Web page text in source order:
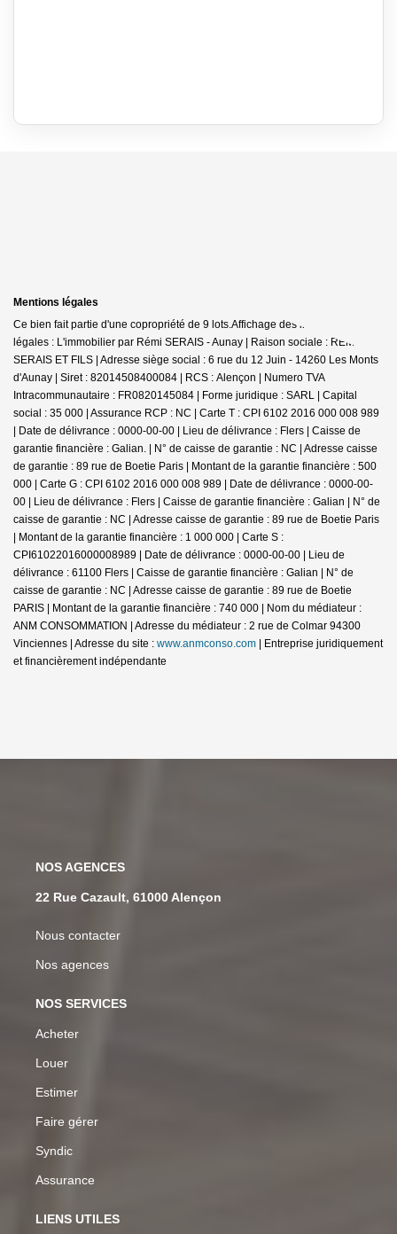
Mentions légales
Ce bien fait partie d'une copropriété de 9 lots.Affichage des informations
légales : L'immobilier par Rémi SERAIS - Aunay | Raison sociale : REMI
SERAIS ET FILS | Adresse siège social : 6 rue du 12 Juin - 14260 Les Monts
d'Aunay | Siret : 82014508400084 | RCS : Alençon | Numero TVA
Intracommunautaire : FR0820145084 | Forme juridique : SARL | Capital
social : 35 000 | Assurance RCP : NC | Carte T : CPI 6102 2016 000 008 989
| Date de délivrance : 0000-00-00 | Lieu de délivrance : Flers | Caisse de
garantie financière : Galian. | N° de caisse de garantie : NC | Adresse caisse
de garantie : 89 rue de Boetie Paris | Montant de la garantie financière : 500
000 | Carte G : CPI 6102 2016 000 008 989 | Date de délivrance : 0000-00-
00 | Lieu de délivrance : Flers | Caisse de garantie financière : Galian | N° de
caisse de garantie : NC | Adresse caisse de garantie : 89 rue de Boetie Paris
| Montant de la garantie financière : 1 000 000 | Carte S :
CPI61022016000008989 | Date de délivrance : 0000-00-00 | Lieu de
délivrance : 61100 Flers | Caisse de garantie financière : Galian | N° de
caisse de garantie : NC | Adresse caisse de garantie : 89 rue de Boetie
PARIS | Montant de la garantie financière : 740 000 | Nom du médiateur :
ANM CONSOMMATION | Adresse du médiateur : 2 rue de Colmar 94300
Vinciennes | Adresse du site : www.anmconso.com | Entreprise juridiquement
et financièrement indépendante
NOS AGENCES
22 Rue Cazault, 61000 Alençon
Nous contacter
Nos agences
NOS SERVICES
Acheter
Louer
Estimer
Faire gérer
Syndic
Assurance
LIENS UTILES